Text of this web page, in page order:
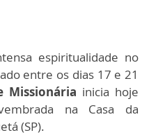
espiritualidade no
entre os dias 17 e 21
Missionária inicia hoje
na Casa da
(SP).